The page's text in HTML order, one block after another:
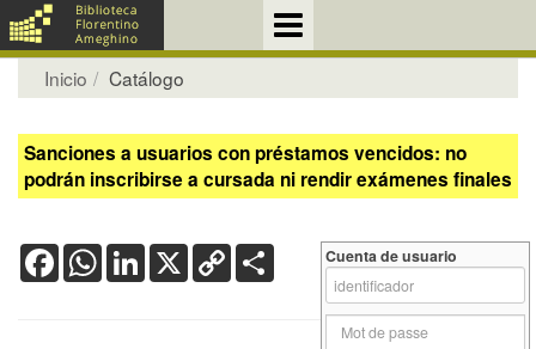
Inicio Catálogo
Sanciones a usuarios con préstamos vencidos: no
podrán inscribirse a cursada ni rendir exámenes finales
FacebookWhatsApp
LinkedIn
X Copy
Link
Cuenta de usuario